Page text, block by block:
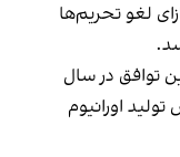
لغو تحریم‌ها
توافق در سال
تولید اورانیوم